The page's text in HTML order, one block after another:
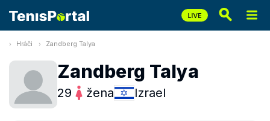
Hráči Zandberg Talya
Zandberg Talya
29 žena Izrael